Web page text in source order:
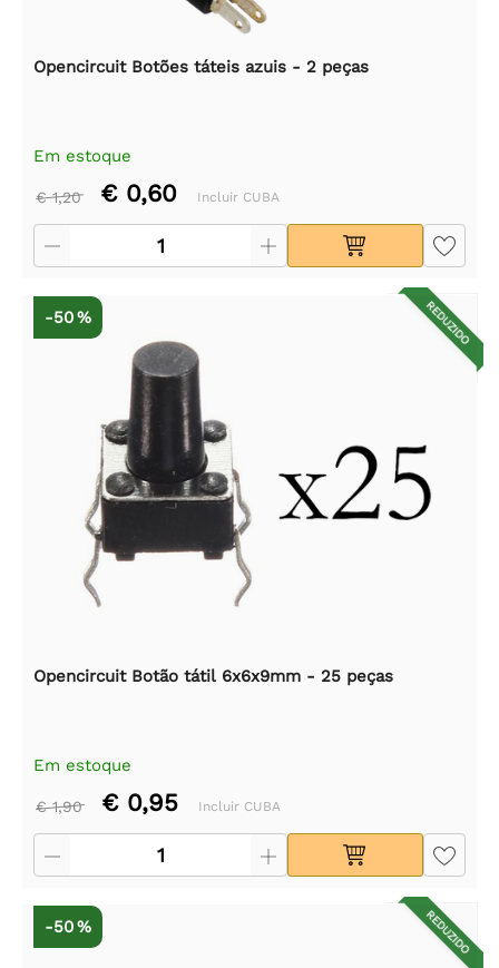
Opencircuit Botões táteis azuis - 2 peças
Em estoque
€ 1,20 € 0,60 Incluir CUBA
REDUZIDO
-50 %
Opencircuit Botão tátil 6x6x9mm - 25 peças
Em estoque
€ 1,90 € 0,95 Incluir CUBA
REDUZIDO
-50 %